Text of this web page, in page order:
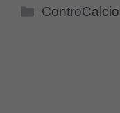
Categorie
ControCalcio